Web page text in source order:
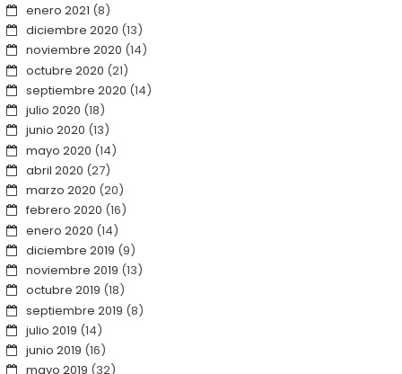
enero 2021 (8)
diciembre 2020 (13)
noviembre 2020 (14)
octubre 2020 (21)
septiembre 2020 (14)
julio 2020 (18)
junio 2020 (13)
mayo 2020 (14)
abril 2020 (27)
marzo 2020 (20)
febrero 2020 (16)
enero 2020 (14)
diciembre 2019 (9)
noviembre 2019 (13)
octubre 2019 (18)
septiembre 2019 (8)
julio 2019 (14)
junio 2019 (16)
mayo 2019 (32)